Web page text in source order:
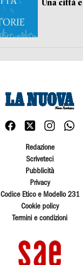
Una città
Redazione
Scriveteci
Pubblicità
Privacy
Codice Etico e Modello 231
Cookie policy
Termini e condizioni